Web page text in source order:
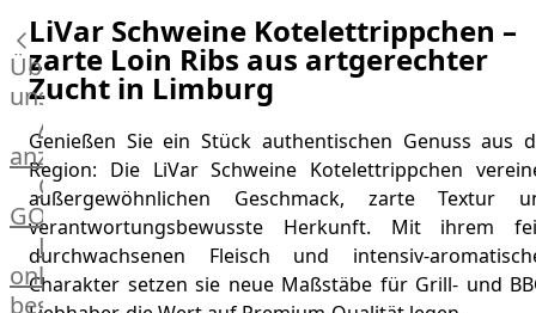
Über
uns
Alle
anzeigen
OTTO
GOURMET
Lebensmittel
online
bestellen
LiVar Schweine Kotelettrippchen –
zarte Loin Ribs aus artgerechter
Zucht in Limburg
Genießen Sie ein Stück authentischen Genuss aus
Region: Die LiVar Schweine Kotelettrippchen
außergewöhnlichen Geschmack, zarte Textur
verantwortungsbewusste Herkunft. Mit ihrem
durchwachsenen Fleisch und intensiv-
Charakter setzen sie neue Maßstäbe für Grill- und